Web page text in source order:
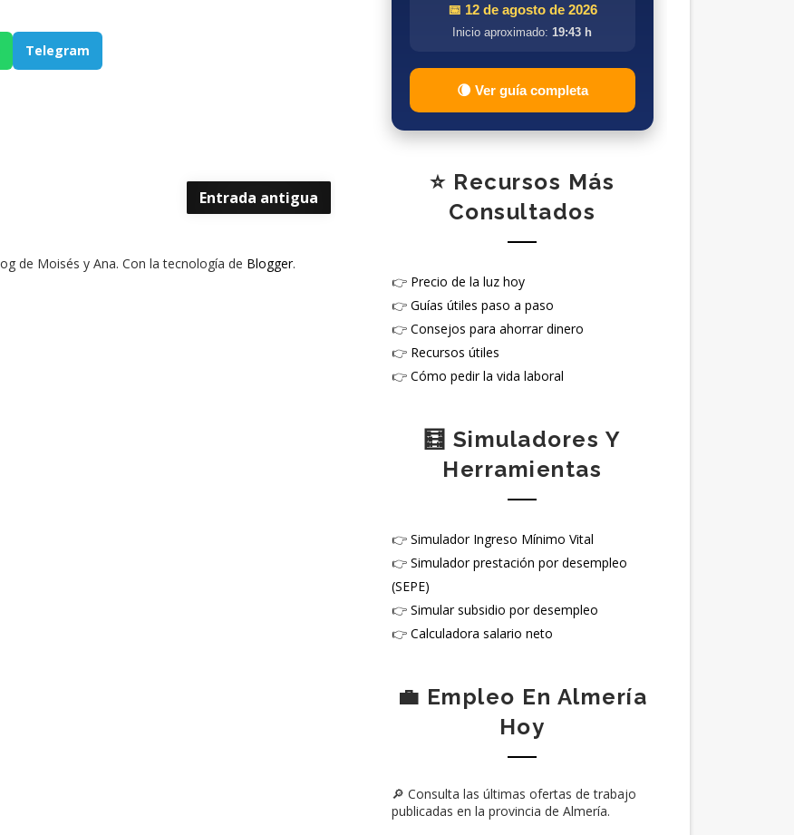
Telegram
Entrada antigua
de Moisés y Ana. Con la tecnología de Blogger.
📅 12 de agosto de 2026
Inicio aproximado:19:43 h
🌘 Ver guía completa
⭐ Recursos Más
Consultados
👉 Precio de la luz hoy
👉 Guías útiles paso a paso
👉 Consejos para ahorrar dinero
👉 Recursos útiles
👉 Cómo pedir la vida laboral
🧮 Simuladores Y
Herramientas
👉 Simulador Ingreso Mínimo Vital
👉 Simulador prestación por desempleo
(SEPE)
👉 Simular subsidio por desempleo
👉 Calculadora salario neto
💼 Empleo En Almería
Hoy
🔎 Consulta las últimas ofertas de trabajo
publicadas en la provincia de Almería.